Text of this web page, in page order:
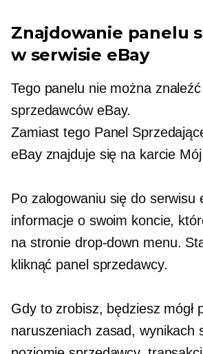
Znajdowanie panelu
w serwisie eBay
Tego panelu nie można
sprzedawców eBay.
Zamiast tego Panel
eBay znajduje się na karcie
Po zalogowaniu się do serwisu
informacje o swoim koncie,
na stronie drop-down menu.
kliknąć panel sprzedawcy.
Gdy to zrobisz, będziesz mógł
naruszeniach zasad, wynikach